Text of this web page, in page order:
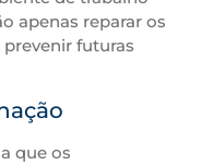
apenas reparar os
futuras
que os